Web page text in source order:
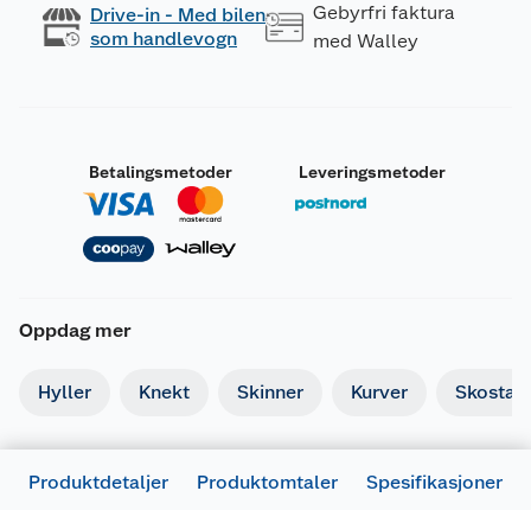
Drive-in - Med bilen
som handlevogn
Gebyrfri faktura
med Walley
Betalingsmetoder Leveringsmetoder
Oppdag mer
Hyller Knekt Skinner Kurver
Produktdetaljer Produktomtaler Spesifikasjoner